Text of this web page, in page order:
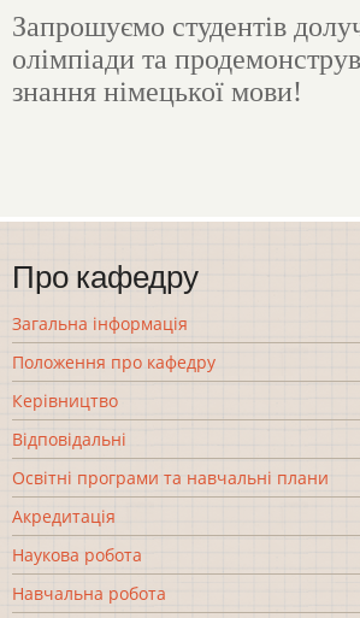
Запрошуємо студентів
олімпіади та
знання німецької мови!
Про кафедру
Загальна інформація
Положення про кафедру
Керівництво
Відповідальні
Освітні програми та навчальні плани
Акредитація
Наукова робота
Навчальна робота